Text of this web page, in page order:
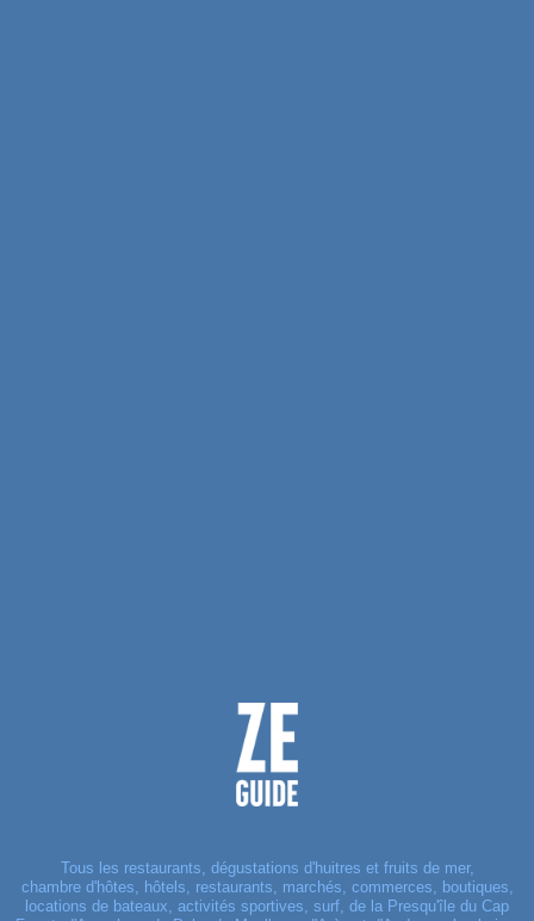
Tous les restaurants, dégustations d'huitres et fruits de mer,
chambre d'hôtes, hôtels, restaurants, marchés, commerces, boutiques,
locations de bateaux, activités sportives, surf, de la Presqu'île du Cap